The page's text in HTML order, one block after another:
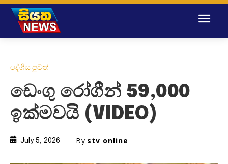
දේශීය පුවත්
ඩෙංගු රෝගීන් 59,000
ඉක්මවයි (VIDEO)
July 5, 2026 By stv online